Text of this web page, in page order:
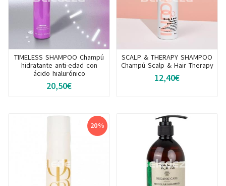
TIMELESS SHAMPOO Champú
hidratante anti-edad con
ácido hialurónico
20,50€
SCALP & THERAPY SHAMPOO
Champú Scalp & Hair Therapy
12,40€
20%